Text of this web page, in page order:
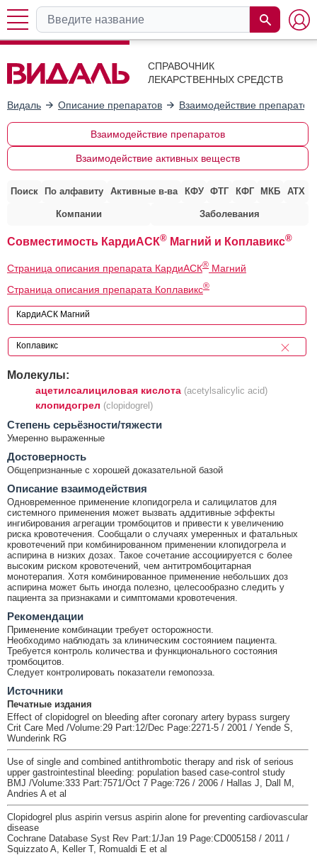
СПРАВОЧНИК
ЛЕКАРСТВЕННЫХ СРЕДСТВ
Видаль Описание препаратов Взаимодействие препаратов
Взаимодействие препаратов
Взаимодействие активных веществ
Поиск По алфавиту Активные в-ва КФУ ФТГ КФГ МКБ АТХ
Компании Заболевания
Совместимость КардиАСК® Магний и Коплавикс®
Страница описания препарата КардиАСК® Магний
Страница описания препарата Коплавикс®
Молекулы:
ацетилсалициловая кислота (acetylsalicylic acid)
клопидогрел (clopidogrel)
Cтепень серьёзности/тяжести
Умеренно выраженные
Достоверность
Общепризнанные с хорошей доказательной базой
Описание взаимодействия
Одновременное применение клопидогрела и салицилатов для
системного применения может вызвать аддитивные эффекты
ингибирования агрегации тромбоцитов и привести к увеличению
риска кровотечения. Сообщали о случаях умеренных и фатальных
кровотечений при комбинированном применении клопидогрела и
аспирина в низких дозах. Такое сочетание ассоциируется с более
высоким риском кровотечений, чем антитромбоцитарная
монотерапия. Хотя комбинированное применение небольших доз
аспирина может быть иногда полезно, целесообразно следить у
пациента за признаками и симптомами кровотечения.
Рекомендации
Применение комбинации требует осторожности.
Необходимо наблюдать за клиническим состоянием пациента.
Требуется контроль количества и функционального состояния
тромбоцитов.
Следует контролировать показатели гемопоэза.
Источники
Печатные издания
Effect of clopidogrel on bleeding after coronary artery bypass surgery
Crit Care Med /Volume:29 Part:12/Dec Page:2271-5 / 2001 / Yende S,
Wunderink RG
Use of single and combined antithrombotic therapy and risk of serious
upper gastrointestinal bleeding: population based case-control study
BMJ /Volume:333 Part:7571/Oct 7 Page:726 / 2006 / Hallas J, Dall M,
Andries A et al
Clopidogrel plus aspirin versus aspirin alone for preventing cardiovascular
disease
Cochrane Database Syst Rev Part:1/Jan 19 Page:CD005158 / 2011 /
Squizzato A, Keller T, Romualdi E et al